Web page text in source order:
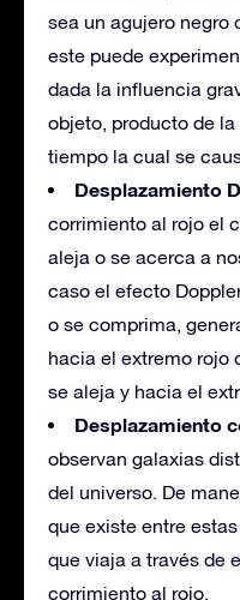
sea un agujero negro
este puede
dada la influencia
objeto, producto de
tiempo la cual se
Desplazamiento
corrimiento al rojo el
aleja o se acerca a
caso el efecto
o se comprima,
hacia el extremo rojo
se aleja y hacia el
Desplazamiento
observan galaxias
del universo. De
que existe entre
que viaja a través de
corrimiento al rojo.